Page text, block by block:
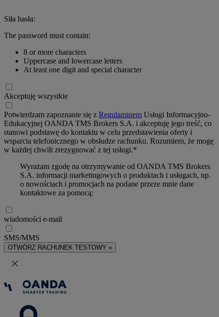
Siła hasła:
The password must contain:
8 or more characters
Uppercase and lowercase letters
At least one digit and special character
Akceptuję wszystkie
Potwierdzam zapoznanie się z Regulaminem Usługi Informacyjno-
Edukacyjnej OANDA TMS Brokers S.A. i akceptuję jego treść, co
stanowi podstawę do kontaktu w celu przedstawienia oferty i
wsparcia telefonicznego w obsłudze rachunku. Rozumiem, że mogę
w każdej chwili zrezygnować z tej usługi.*
Wyrażam zgodę na otrzymywanie od OANDA TMS Brokers
S.A. informacji marketingowych o produktach i usługach, np.
o nowościach i promocjach na podane przeze mnie dane
kontaktowe za pomocą:
wiadomości e-mail
SMS/MMS
OTWÓRZ RACHUNEK TESTOWY »